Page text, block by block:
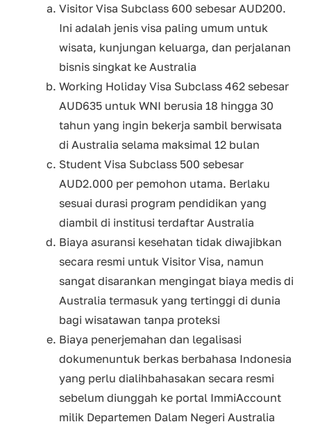
Visitor Visa Subclass 600 sebesar AUD200.
Ini adalah jenis visa paling umum untuk
wisata, kunjungan keluarga, dan perjalanan
bisnis singkat ke Australia
Working Holiday Visa Subclass 462 sebesar
AUD635 untuk WNI berusia 18 hingga 30
tahun yang ingin bekerja sambil berwisata
di Australia selama maksimal 12 bulan
Student Visa Subclass 500 sebesar
AUD2.000 per pemohon utama. Berlaku
sesuai durasi program pendidikan yang
diambil di institusi terdaftar Australia
Biaya asuransi kesehatan tidak diwajibkan
secara resmi untuk Visitor Visa, namun
sangat disarankan mengingat biaya medis di
Australia termasuk yang tertinggi di dunia
bagi wisatawan tanpa proteksi
Biaya penerjemahan dan legalisasi
dokumenuntuk berkas berbahasa Indonesia
yang perlu dialihbahasakan secara resmi
sebelum diunggah ke portal ImmiAccount
milik Departemen Dalam Negeri Australia